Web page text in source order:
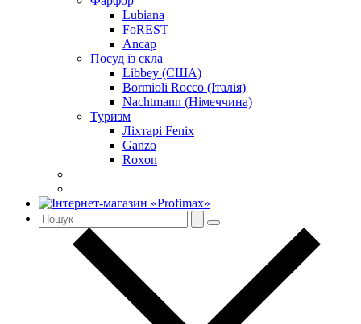
Lubiana
FoREST
Ancap
Посуд із скла
Libbey (США)
Bormioli Rocco (Італія)
Nachtmann (Німеччина)
Туризм
Ліхтарі Fenix
Ganzo
Roxon